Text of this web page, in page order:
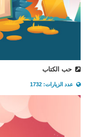
حب الكتاب
عدد الزيارات: 1732